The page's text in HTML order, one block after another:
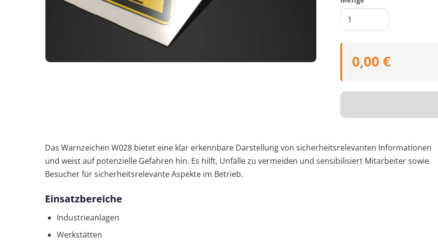
0,00 €
Das Warnzeichen W028 bietet eine klar erkennbare Darstellung von sicherheitsrelevanten Informationen
und weist auf potenzielle Gefahren hin. Es hilft, Unfälle zu vermeiden und sensibilisiert Mitarbeiter sowie
Besucher für sicherheitsrelevante Aspekte im Betrieb.
Einsatzbereiche
Industrieanlagen
Werkstätten